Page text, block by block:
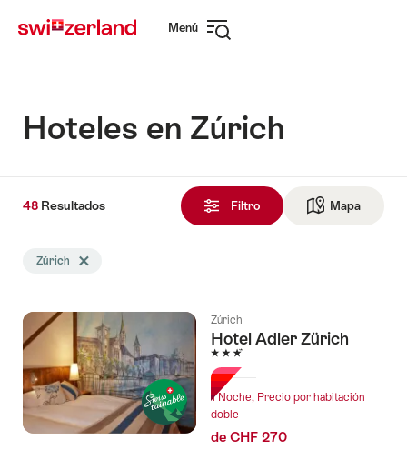
por
rápida
Menú
Hoteles en Zúrich
Resultados
Filtro Mapa
48 Resultados
búsqueda
siguientes
etiquetas
Zúrich Eliminar etiqueta Zúrich
Zúrich
Hotel Adler Zürich
3 Estrellas
1 Noche, Precio por habitación
doble
de CHF 270